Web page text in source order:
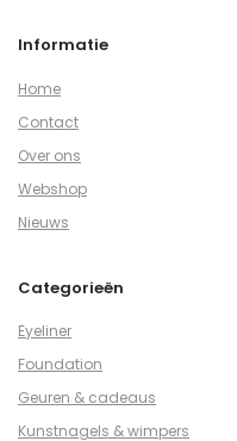
Informatie
Home
Contact
Over ons
Webshop
Nieuws
Categorieën
Eyeliner
Foundation
Geuren & cadeaus
Kunstnagels & wimpers